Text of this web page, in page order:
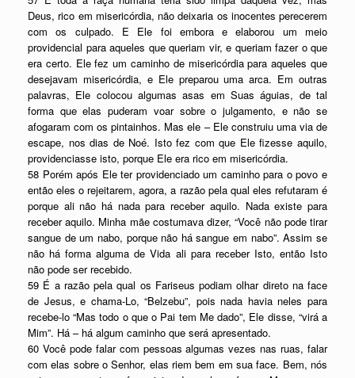
Deus, rico em misericórdia, não deixaria os inocentes perecerem
com os culpado. E Ele foi embora e elaborou um meio
providencial para aqueles que queriam vir, e queriam fazer o que
era certo. Ele fez um caminho de misericórdia para aqueles que
desejavam misericórdia, e Ele preparou uma arca. Em outras
palavras, Ele colocou algumas asas em Suas águias, de tal
forma que elas puderam voar sobre o julgamento, e não se
afogaram com os pintainhos. Mas ele – Ele construiu uma via de
escape, nos dias de Noé. Isto fez com que Ele fizesse aquilo,
providenciasse isto, porque Ele era rico em misericórdia.
58 Porém após Ele ter providenciado um caminho para o povo e
então eles o rejeitarem, agora, a razão pela qual eles refutaram é
porque ali não há nada para receber aquilo. Nada existe para
receber aquilo. Minha mãe costumava dizer, “Você não pode tirar
sangue de um nabo, porque não há sangue em nabo”. Assim se
não há forma alguma de Vida ali para receber Isto, então Isto
não pode ser recebido.
59 É a razão pela qual os Fariseus podiam olhar direto na face
de Jesus, e chama-Lo, “Belzebu”, pois nada havia neles para
recebe-lo “Mas todo o que o Pai tem Me dado”, Ele disse, “virá a
Mim”. Há – há algum caminho que será apresentado.
60 Você pode falar com pessoas algumas vezes nas ruas, falar
com elas sobre o Senhor, elas riem bem em sua face. Bem, nós